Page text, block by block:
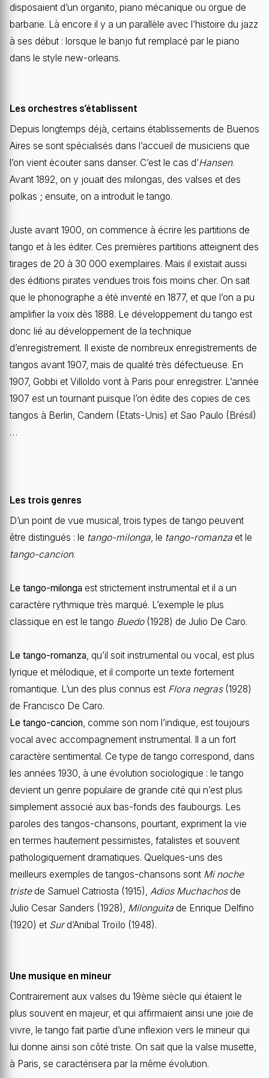
disposaient d’un organito, piano mécanique ou orgue de
barbarie. Là encore il y a un parallèle avec l’histoire du jazz
à ses début : lorsque le banjo fut remplacé par le piano
dans le style new-orleans.
Les orchestres s’établissent
Depuis longtemps déjà, certains établissements de Buenos
Aires se sont spécialisés dans l’accueil de musiciens que
l’on vient écouter sans danser. C’est le cas d’Hansen.
Avant 1892, on y jouait des milongas, des valses et des
polkas ; ensuite, on a introduit le tango.
Juste avant 1900, on commence à écrire les partitions de
tango et à les éditer. Ces premières partitions atteignent des
tirages de 20 à 30 000 exemplaires. Mais il existait aussi
des éditions pirates vendues trois fois moins cher. On sait
que le phonographe a été inventé en 1877, et que l’on a pu
amplifier la voix dès 1888. Le développement du tango est
donc lié au développement de la technique
d’enregistrement. Il existe de nombreux enregistrements de
tangos avant 1907, mais de qualité très défectueuse. En
1907, Gobbi et Villoldo vont à Paris pour enregistrer. L’année
1907 est un tournant puisque l’on édite des copies de ces
tangos à Berlin, Candem (Etats-Unis) et Sao Paulo (Brésil)
…
Les trois genres
D’un point de vue musical, trois types de tango peuvent
être distingués : le tango-milonga, le tango-romanza et le
tango-cancion.
Le tango-milonga est strictement instrumental et il a un
caractère rythmique très marqué. L’exemple le plus
classique en est le tango Buedo(1928) de Julio De Caro.
Le tango-romanza, qu’il soit instrumental ou vocal, est plus
lyrique et mélodique, et il comporte un texte fortement
romantique. L’un des plus connus est Flora negras(1928)
de Francisco De Caro.
Le tango-cancion, comme son nom l’indique, est toujours
vocal avec accompagnement instrumental. Il a un fort
caractère sentimental. Ce type de tango correspond, dans
les années 1930, à une évolution sociologique : le tango
devient un genre populaire de grande cité qui n’est plus
simplement associé aux bas-fonds des faubourgs. Les
paroles des tangos-chansons, pourtant, expriment la vie
en termes hautement pessimistes, fatalistes et souvent
pathologiquement dramatiques. Quelques-uns des
meilleurs exemples de tangos-chansons sont Mi noche
tristede Samuel Catriosta (1915), Adios Muchachos de
Julio Cesar Sanders (1928), Milonguita de Enrique Delfino
(1920) et Surd’Anibal Troïlo (1948).
Une musique en mineur
Contrairement aux valses du 19ème siècle qui étaient le
plus souvent en majeur, et qui affirmaient ainsi une joie de
vivre, le tango fait partie d’une inflexion vers le mineur qui
lui donne ainsi son côté triste. On sait que la valse musette,
à Paris, se caractérisera par la même évolution.